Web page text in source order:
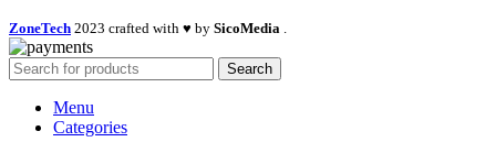
ZoneTech 2023 crafted with ♥ by SicoMedia
Search
Menu
Categories